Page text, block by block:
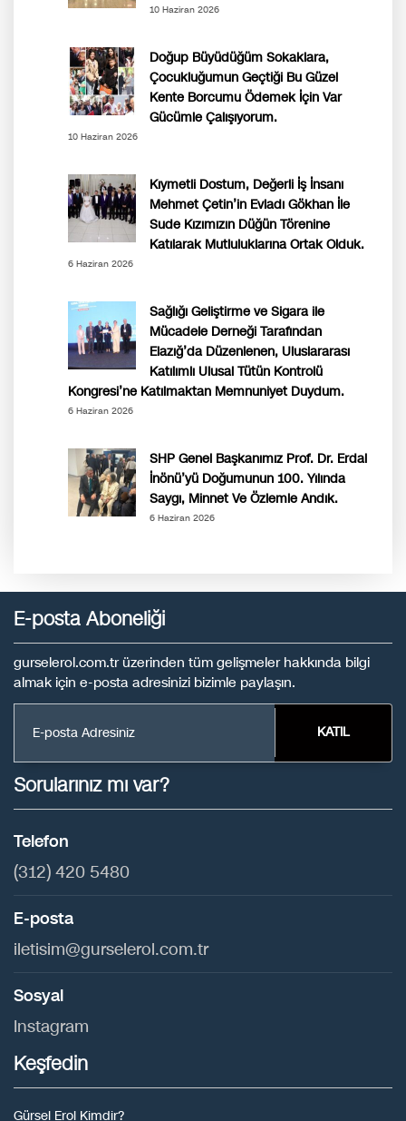
10 Haziran 2026
Doğup Büyüdüğüm Sokaklara,
Çocukluğumun Geçtiği Bu Güzel
Kente Borcumu Ödemek İçin Var
Gücümle Çalışıyorum.
10 Haziran 2026
Kıymetli Dostum, Değerli İş İnsanı
Mehmet Çetin’in Evladı Gökhan İle
Sude Kızımızın Düğün Törenine
Katılarak Mutluluklarına Ortak Olduk.
6 Haziran 2026
Sağlığı Geliştirme ve Sigara ile
Mücadele Derneği Tarafından
Elazığ’da Düzenlenen, Uluslararası
Katılımlı Ulusal Tütün Kontrolü
Kongresi’ne Katılmaktan Memnuniyet Duydum.
6 Haziran 2026
SHP Genel Başkanımız Prof. Dr. Erdal
İnönü’yü Doğumunun 100. Yılında
Saygı, Minnet Ve Özlemle Andık.
6 Haziran 2026
E-posta Aboneliği
gurselerol.com.tr üzerinden tüm gelişmeler hakkında bilgi
almak için e-posta adresinizi bizimle paylaşın.
KATIL
Sorularınız mı var?
Telefon
(312) 420 5480
E-posta
iletisim@gurselerol.com.tr
Sosyal
Instagram
Keşfedin
Gürsel Erol Kimdir?